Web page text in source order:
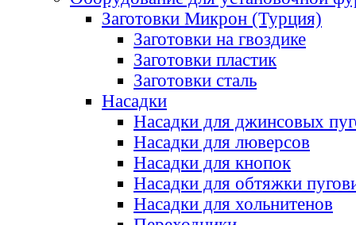
Заготовки Микрон (Турция)
Заготовки на гвоздике
Заготовки пластик
Заготовки сталь
Насадки
Насадки для джинсовых
Насадки для люверсов
Насадки для кнопок
Насадки для обтяжки
Насадки для хольнитенов